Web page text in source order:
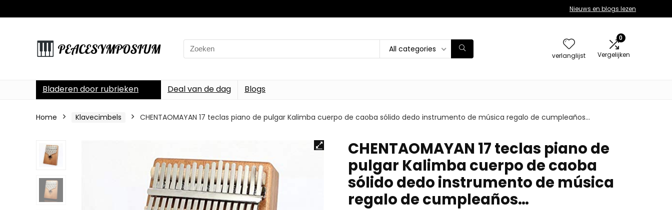
Nieuws en blogs lezen
Search
for:
All categories
verlanglijst
0
Vergelijken
Bladeren door rubrieken Deal van de dag Blogs
Home Klavecimbels CHENTAOMAYAN 17 teclas piano de pulgar Kalimba cuerpo de caoba sólido dedo instrumento de música regalo de cumpleaños…
CHENTAOMAYAN 17 teclas piano de
pulgar Kalimba cuerpo de caoba
sólido dedo instrumento de música
regalo de cumpleaños…